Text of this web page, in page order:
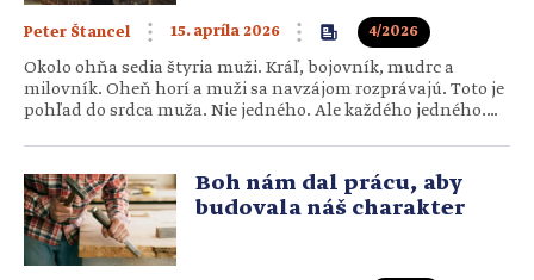
Peter Štancel 15. apríla 2026 4/2026
Okolo ohňa sedia štyria muži. Kráľ, bojovník, mudrc a
milovník. Oheň horí a muži sa navzájom rozprávajú. Toto je
pohľad do srdca muža. Nie jedného. Ale každého jedného.
vlastností. Kráľ vládne, bojovník bojuje, mudrc radí a
milovník miluje. Skutočný muž, do…Boh nám dal prácu, aby
budovala náš charakter